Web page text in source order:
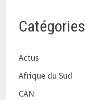
Catégories
Actus
Afrique du Sud
CAN